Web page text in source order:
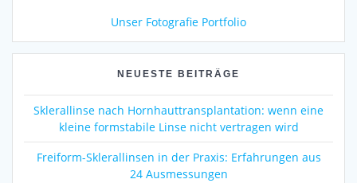
Unser Fotografie Portfolio
NEUESTE BEITRÄGE
Sklerallinse nach Hornhauttransplantation: wenn eine
kleine formstabile Linse nicht vertragen wird
Freiform-Sklerallinsen in der Praxis: Erfahrungen aus
24 Ausmessungen